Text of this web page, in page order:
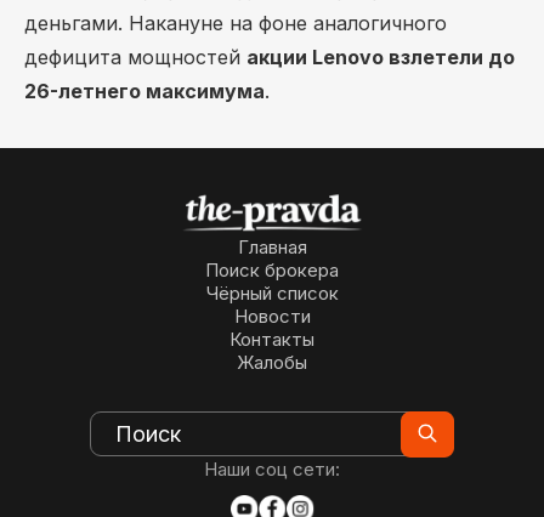
деньгами. Накануне на фоне аналогичного
дефицита мощностей акции Lenovo взлетели до
26-летнего максимума.
Главная
Поиск брокера
Чёрный список
Новости
Контакты
Жалобы
Наши соц сети: